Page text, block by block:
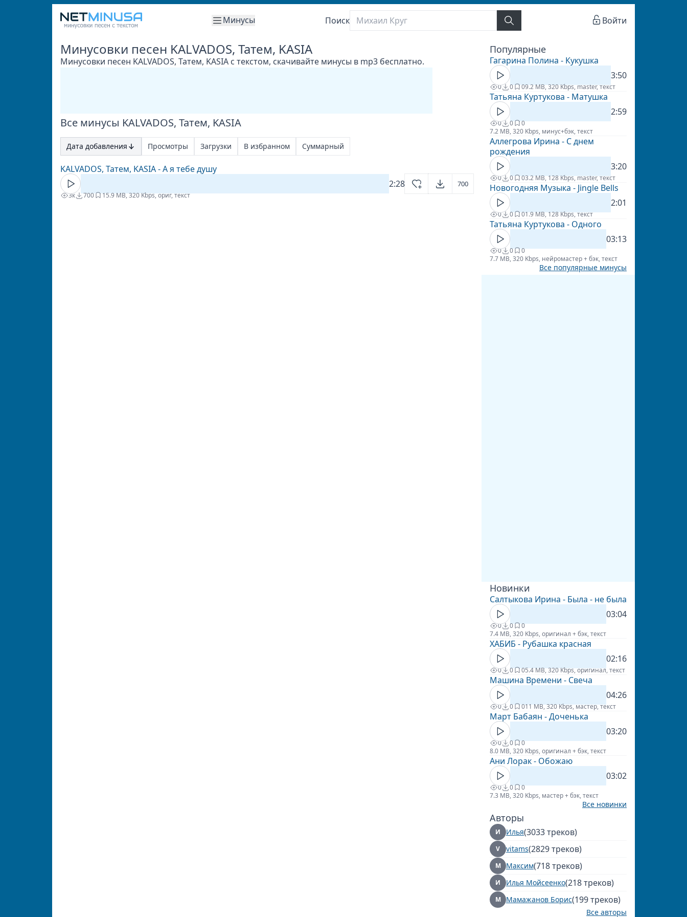
Минусы Поиск Войти
Минусовки песен KALVADOS, Татем, KASIA
Минусовки песен KALVADOS, Татем, KASIA с текстом, скачивайте минусы в mp3 бесплатно.
Все минусы KALVADOS, Татем, KASIA
Дата добавления Просмотры Загрузки В избранном Суммарный
KALVADOS, Татем, KASIA - А я тебе душу
2:28
700
3к 700 15.9 MB, 320 Kbps, ориг, текст
Популярные
Гагарина Полина - Кукушка
3:50
0 0 09.2 MB, 320 Kbps, master, текст
Татьяна Куртукова - Матушка
2:59
0 0
0
7.2 MB, 320 Kbps, минус+бэк, текст
Аллегрова Ирина - С днем
рождения
3:20
0 0 03.2 MB, 128 Kbps, master, текст
Новогодняя Музыка - Jingle Bells
2:01
0 0 01.9 MB, 128 Kbps, текст
Татьяна Куртукова - Одного
03:13
0 0
0
7.7 MB, 320 Kbps, нейромастер + бэк, текст
Все популярные минусы
Новинки
Салтыкова Ирина - Была - не была
03:04
0 0
0
7.4 MB, 320 Kbps, оригинал + бэк, текст
ХАБИБ - Рубашка красная
02:16
0 0 05.4 MB, 320 Kbps, оригинал, текст
Машина Времени - Свеча
04:26
0 0 011 MB, 320 Kbps, мастер, текст
Март Бабаян - Доченька
03:20
0 0
0
8.0 MB, 320 Kbps, оригинал + бэк, текст
Ани Лорак - Обожаю
03:02
0 0
0
7.3 MB, 320 Kbps, мастер + бэк, текст
Все новинки
Авторы
И Илья(3033 треков)
V vitams(2829 треков)
М Максим(718 треков)
И Илья Мойсеенко(218 треков)
М Мамажанов Борис(199 треков)
Все авторы